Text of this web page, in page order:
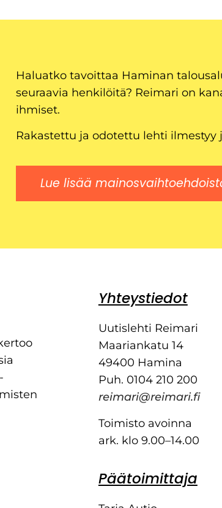
Haluatko tavoittaa Haminan
seuraavia henkilöitä? Reimari on
ihmiset.
Rakastettu ja odotettu lehti ilmestyy
Lue lisää
Yhteystiedot
Uutislehti Reimari
Maariankatu 14
49400 Hamina
Puh. 0104 210 200
reimari@reimari.fi
Toimisto avoinna
ark. klo 9.00–14.00
Päätoimittaja